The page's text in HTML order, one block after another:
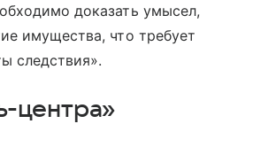
доказать умысел,
имущества, что требует
следствия».
центра»